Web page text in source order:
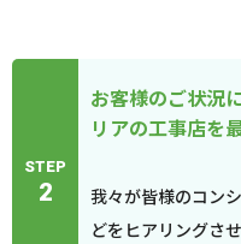
STEP
2
お客様のご状況
リアの工事店を
我々が皆様のコン
どをヒアリングさ